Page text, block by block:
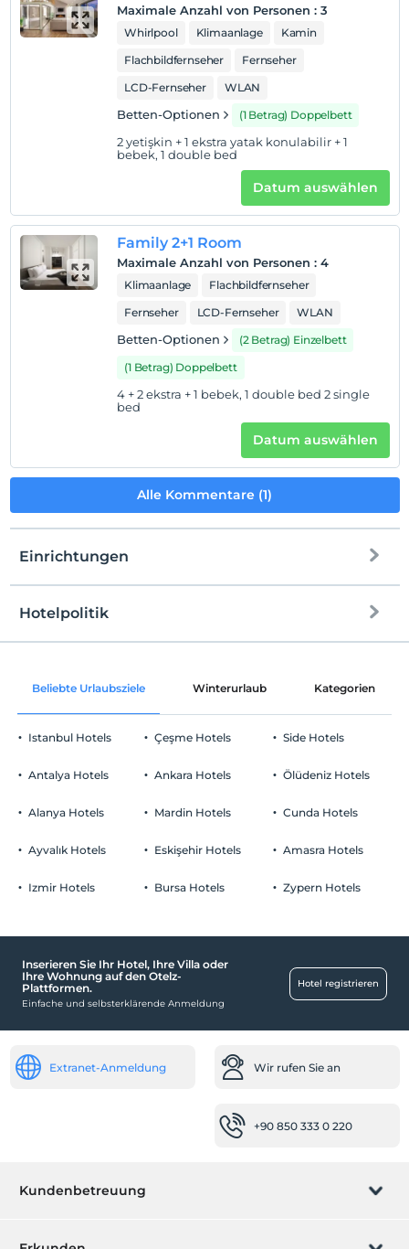
Maximale Anzahl von Personen : 3
Whirlpool Klimaanlage
Kamin
Flachbildfernseher
Fernseher
LCD-Fernseher
WLAN
Betten-Optionen (1 Betrag) Doppelbett
2 yetişkin + 1 ekstra yatak konulabilir + 1
bebek, 1 double bed
Datum auswählen
Family 2+1 Room
Maximale Anzahl von Personen : 4
Klimaanlage
Flachbildfernseher
Fernseher
LCD-Fernseher WLAN
Betten-Optionen
(2 Betrag) Einzelbett
(1 Betrag) Doppelbett
4 + 2 ekstra + 1 bebek, 1 double bed 2 single
bed
Datum auswählen
Alle Kommentare (1)
Einrichtungen
Gemeinschaftsräume und alle Räume
Parken
Bezahlt Privatparkplatz
Aktivitäten
Türkische Nacht
Baby
Der Haupteingang ist flach.
Hotelpolitik
Einchecken
Check-out
Vor 12:00
Haustiere
Rauchen
Der Aufenthalt für Kleinkinder bis zum Alter von 2 ist
Zimmer kostenlos
Beliebte Urlaubsziele Winterurlaub Kategorien
Istanbul Hotels
Antalya Hotels
Alanya Hotels
Ayvalık Hotels
Izmir Hotels
Çeşme Hotels
Ankara Hotels
Mardin Hotels
Eskişehir Hotels
Bursa Hotels
Side Hotels
Ölüdeniz Hotels
Cunda Hotels
Amasra Hotels
Zypern Hotels
Inserieren Sie Ihr Hotel, Ihre Villa oder
Ihre Wohnung auf den Otelz-
Plattformen.
Einfache und selbsterklärende Anmeldung
Hotel registrieren
Extranet-Anmeldung Wir rufen Sie an
+90 850 333 0 220
Kundenbetreuung
Buchung verwalten